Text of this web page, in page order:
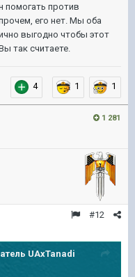
помогать против
его нет. Мы оба
выгодно чтобы этот
так считаете.
4 1 1
1 281
#12
UAxTanadi